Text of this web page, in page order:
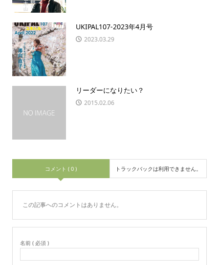
UKIPAL107-2023年4月号
2023.03.29
リーダーになりたい？
2015.02.06
コメント ( 0 ) トラックバックは利用できません。
この記事へのコメントはありません。
名前 ( 必須 )